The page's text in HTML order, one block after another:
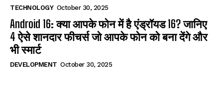
TECHNOLOGY October 30, 2025
Android 16: क्या आपके फोन में है एंड्रॉयड 16? जानिए
4 ऐसे शानदार फीचर्स जो आपके फोन को बना देंगे और
भी स्मार्ट
DEVELOPMENT October 30, 2025